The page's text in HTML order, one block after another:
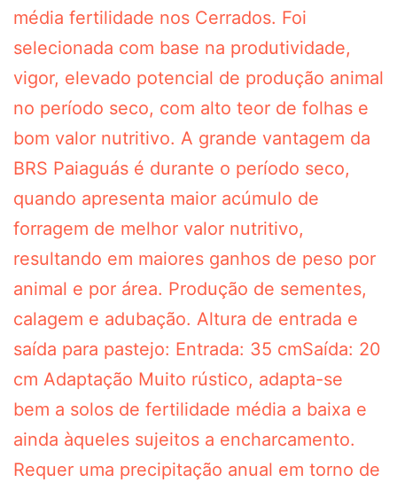
média fertilidade nos Cerrados. Foi
selecionada com base na produtividade,
vigor, elevado potencial de produção animal
no período seco, com alto teor de folhas e
bom valor nutritivo. A grande vantagem da
BRS Paiaguás é durante o período seco,
quando apresenta maior acúmulo de
forragem de melhor valor nutritivo,
resultando em maiores ganhos de peso por
animal e por área. Produção de sementes,
calagem e adubação. Altura de entrada e
saída para pastejo: Entrada: 35 cmSaída: 20
cm Adaptação Muito rústico, adapta-se
bem a solos de fertilidade média a baixa e
ainda àqueles sujeitos a encharcamento.
Requer uma precipitação anual em torno de